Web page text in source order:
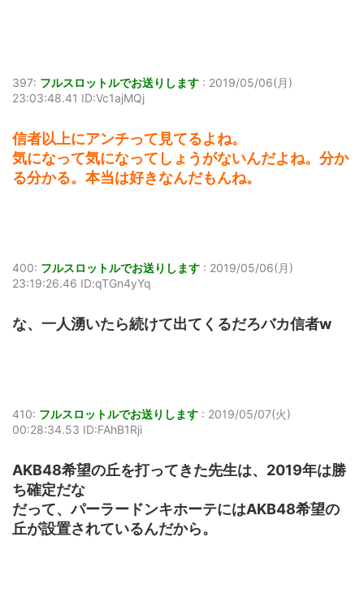
397: フルスロットルでお送りします : 2019/05/06(月)
23:03:48.41 ID:Vc1ajMQj
信者以上にアンチって見てるよね。
気になって気になってしょうがないんだよね。分か
る分かる。本当は好きなんだもんね。
400: フルスロットルでお送りします : 2019/05/06(月)
23:19:26.46 ID:qTGn4yYq
な、一人湧いたら続けて出てくるだろバカ信者w
410: フルスロットルでお送りします : 2019/05/07(火)
00:28:34.53 ID:FAhB1Rji
AKB48希望の丘を打ってきた先生は、2019年は勝
ち確定だな
だって、パーラードンキホーテにはAKB48希望の
丘が設置されているんだから。